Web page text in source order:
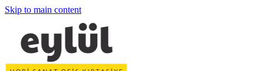
Skip to main content